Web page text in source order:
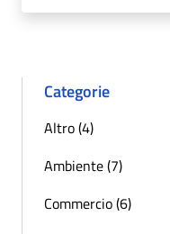
Categorie
Altro (4)
Ambiente (7)
Commercio (6)